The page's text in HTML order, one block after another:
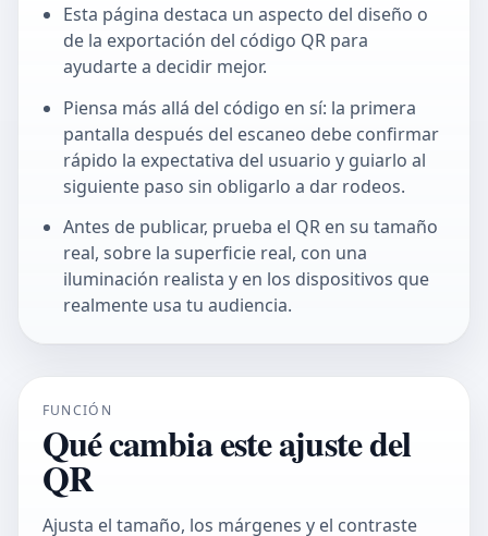
Esta página destaca un aspecto del diseño o
de la exportación del código QR para
ayudarte a decidir mejor.
Piensa más allá del código en sí: la primera
pantalla después del escaneo debe confirmar
rápido la expectativa del usuario y guiarlo al
siguiente paso sin obligarlo a dar rodeos.
Antes de publicar, prueba el QR en su tamaño
real, sobre la superficie real, con una
iluminación realista y en los dispositivos que
realmente usa tu audiencia.
FUNCIÓN
Qué cambia este ajuste del
QR
Ajusta el tamaño, los márgenes y el contraste